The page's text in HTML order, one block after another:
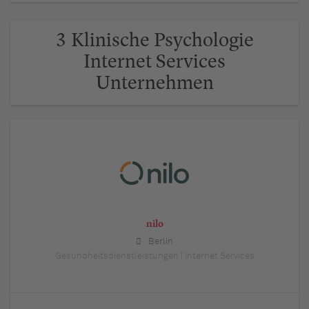
3 Klinische Psychologie
Internet Services
Unternehmen
nilo
Berlin
Gesundheitsdienstleistungen | Internet Services